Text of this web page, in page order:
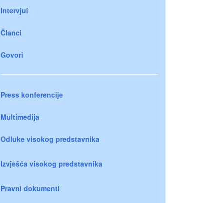
Intervjui
Članci
Govori
Press konferencije
Multimedija
Odluke visokog predstavnika
Izvješća visokog predstavnika
Pravni dokumenti